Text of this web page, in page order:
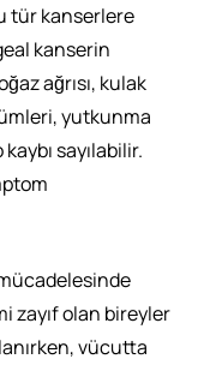
tür kanserlere
kanserin
ağrısı, kulak
yutkunma
sayılabilir.
zayıf olan bireyler
vücutta